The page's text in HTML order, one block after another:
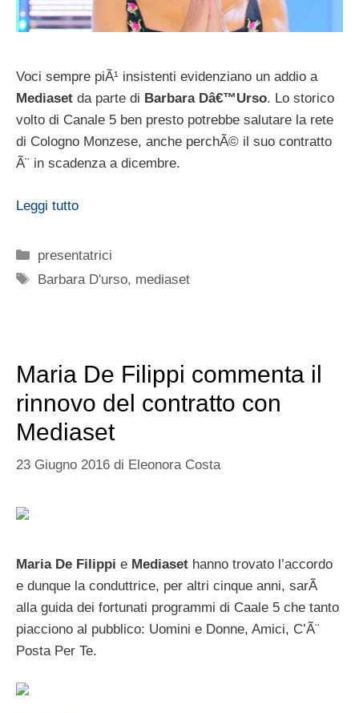
Voci sempre piÃ¹ insistenti evidenziano un addio a
Mediaset da parte di Barbara Dâ€™Urso. Lo storico
volto di Canale 5 ben presto potrebbe salutare la rete
di Cologno Monzese, anche perchÃ© il suo contratto
Ã¨ in scadenza a dicembre.
Leggi tutto
Categorie
presentatrici
Tag
Barbara D'urso, mediaset
Maria De Filippi commenta il
rinnovo del contratto con
Mediaset
23 Giugno 2016 di Eleonora Costa
Maria De Filippi e Mediaset hanno trovato l’accordo
e dunque la conduttrice, per altri cinque anni, sarÃ
alla guida dei fortunati programmi di Caale 5 che tanto
piacciono al pubblico: Uomini e Donne, Amici, C’Ã¨
Posta Per Te.